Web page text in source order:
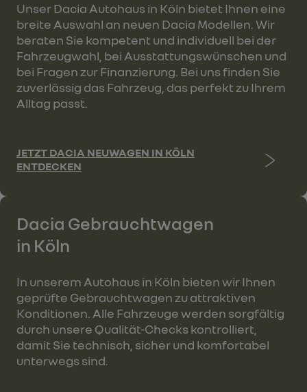
Unser Dacia Autohaus in Köln bietet Ihnen eine
breite Auswahl an neuen Dacia Modellen. Wir
beraten Sie kompetent und individuell bei der
Fahrzeugwahl, bei Ausstattungswünschen und
bei Fragen zur Finanzierung. Bei uns finden Sie
zuverlässig das Fahrzeug, das perfekt zu Ihrem
Alltag passt.
JETZT DACIA NEUWAGEN IN KÖLN
ENTDECKEN
Dacia Gebrauchtwagen
in Köln
In unserem Autohaus in Köln bieten wir Ihnen
geprüfte Gebrauchtwagen zu attraktiven
Konditionen. Alle Fahrzeuge werden sorgfältig
durch unsere Qualität-Checks kontrolliert,
damit Sie technisch, sicher und komfortabel
unterwegs sind.